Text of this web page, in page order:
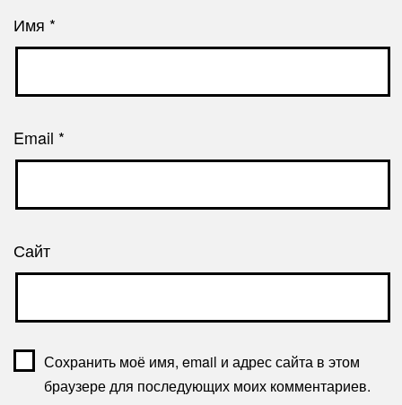
Имя *
Email *
Сайт
Сохранить моё имя, email и адрес сайта в этом
браузере для последующих моих комментариев.